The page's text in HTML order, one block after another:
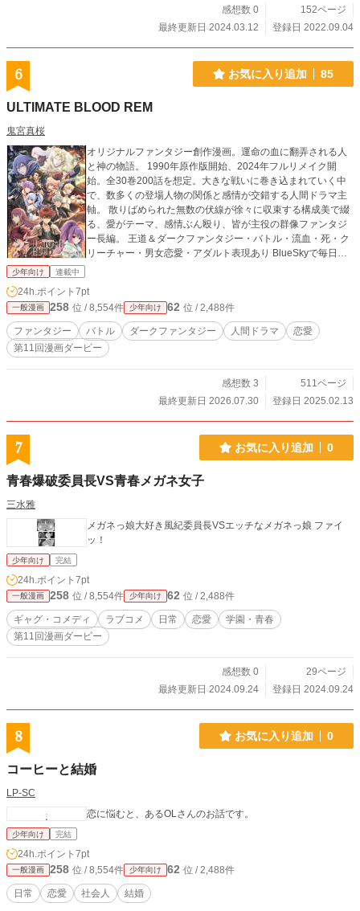
感想数 0
152ページ
最終更新日 2024.03.12
登録日 2022.09.04
6 お気に入り追加 85
ULTIMATE BLOOD REM
鬼宮真桜
オリジナルファンタジー創作漫画。運命の血に翻弄される人
と神の物語。 1990年原作版開始、2024年フルリメイク開
始。全30巻200話を想定。大きな戦いに巻き込まれていく中
で、数多くの登場人物の関係と感情が交錯する人間ドラマ主
軸。 散りばめられた無数の伏線が徐々に収束する構成美で綴
る、愛がテーマ、感情ぶん殴り、皆が主役の群像ファンタジ
ー長編。 王道＆ダークファンタジー・バトル・流血・死・ク
リーチャー・男女恋愛・アダルト表現あり BlueSkyで毎日情
i-ulblood.booth.pm/ 各種情報公式サイト → https://ulblood.
com/
少年向け 連載中
24h.ポイント 7pt
一般漫画 258 位 / 8,554件 少年向け 62 位 / 2,488件
ファンタジー バトル ダークファンタジー 人間ドラマ
恋愛
第11回漫画ダービー
感想数 3
511ページ
最終更新日 2026.07.30
登録日 2025.02.13
7 お気に入り追加 0
青春爆破委員長VS青春メガネ女子
三水雅
メガネっ娘大好き風紀委員長VSエッチなメガネっ娘 ファイ
ッ！
少年向け 完結
24h.ポイント 7pt
一般漫画 258 位 / 8,554件 少年向け 62 位 / 2,488件
ギャグ・コメディ ラブコメ 日常 恋愛
学園・青春
第11回漫画ダービー
感想数 0
29ページ
最終更新日 2024.09.24
登録日 2024.09.24
8 お気に入り追加 0
コーヒーと結婚
LP-SC
恋に悩むと、あるOLさんのお話です。
少年向け 完結
24h.ポイント 7pt
一般漫画 258 位 / 8,554件 少年向け 62 位 / 2,488件
日常 恋愛 社会人 結婚